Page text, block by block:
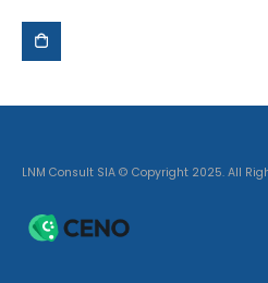
LNM Consult SIA © Copyright 2025. All